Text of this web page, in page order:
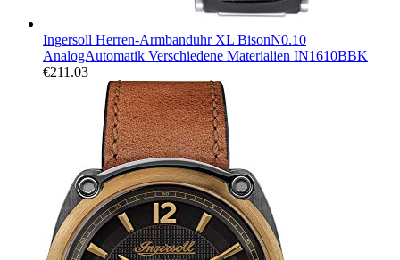
Ingersoll Herren-Armbanduhr XL BisonN0.10
AnalogAutomatik Verschiedene Materialien IN1610BBK
€211.03